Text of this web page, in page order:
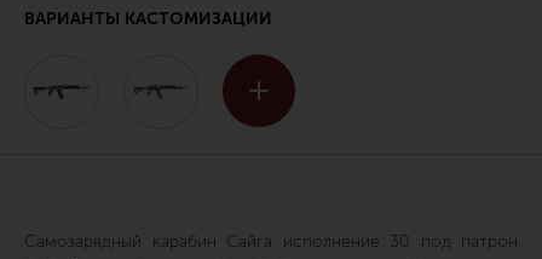
ВАРИАНТЫ КАСТОМИЗАЦИИ
Самозарядный карабин Сайга исполнение 30 под патрон